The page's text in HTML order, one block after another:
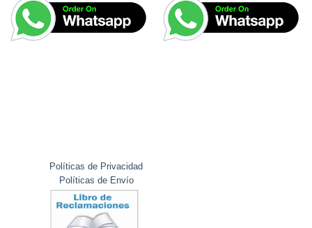
Políticas de Privacidad
Políticas de Envío